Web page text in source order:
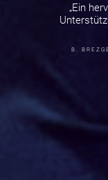
„Ein
B.